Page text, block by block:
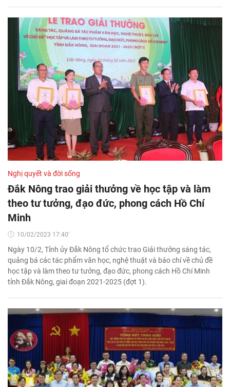
Nghị quyết và đời sống
Đắk Nông trao giải thưởng về học tập và làm
theo tư tưởng, đạo đức, phong cách Hồ Chí
Minh
10/02/2023 17:40'
Ngày 10/2, Tỉnh ủy Đắk Nông tổ chức trao Giải thưởng sáng tác,
quảng bá các tác phẩm văn học, nghệ thuật và báo chí về chủ đề
học tập và làm theo tư tưởng, đạo đức, phong cách Hồ Chí Minh
tỉnh Đắk Nông, giai đoạn 2021-2025 (đợt 1).